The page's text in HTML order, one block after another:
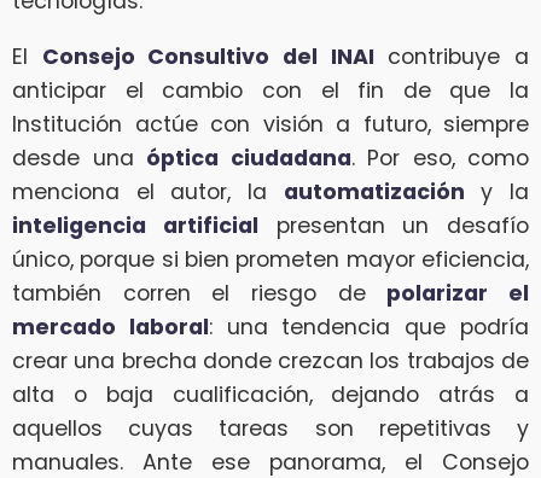
El Consejo Consultivo del INAI contribuye a
anticipar el cambio con el fin de que la
Institución actúe con visión a futuro, siempre
desde una óptica ciudadana. Por eso, como
menciona el autor, la automatización y la
inteligencia artificial presentan un desafío
único, porque si bien prometen mayor eficiencia,
también corren el riesgo de polarizar el
mercado laboral: una tendencia que podría
crear una brecha donde crezcan los trabajos de
alta o baja cualificación, dejando atrás a
aquellos cuyas tareas son repetitivas y
manuales. Ante ese panorama, el Consejo